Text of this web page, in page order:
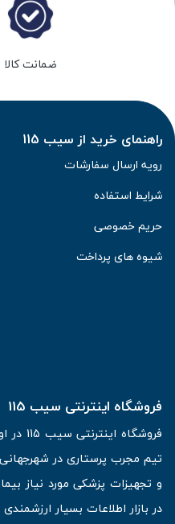
ضمانت کالا
راهنمای خرید از سیب 115
رویه ارسال سفارشات
شرایط استفاده
حریم خصوصی
شیوه های پرداخت
فروشگاه اینترنتی سیب 115
تیم مجرب پرستاری در
و تجهیزات پزشکی مورد نیاز
در بازار اطلاعات بسیار